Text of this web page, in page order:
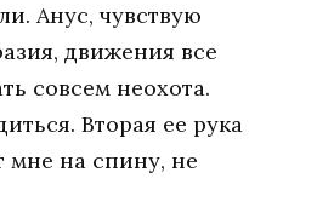
Анус, чувствую
движения все
совсем неохота.
Вторая ее рука
мне на спину, не